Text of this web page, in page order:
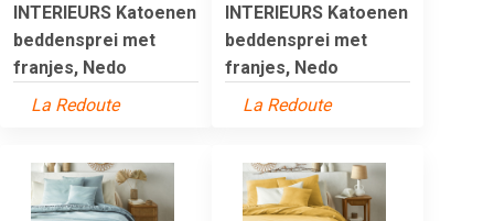
INTERIEURS Katoenen
beddensprei met
franjes, Nedo
La Redoute
INTERIEURS Katoenen
beddensprei met
franjes, Nedo
La Redoute